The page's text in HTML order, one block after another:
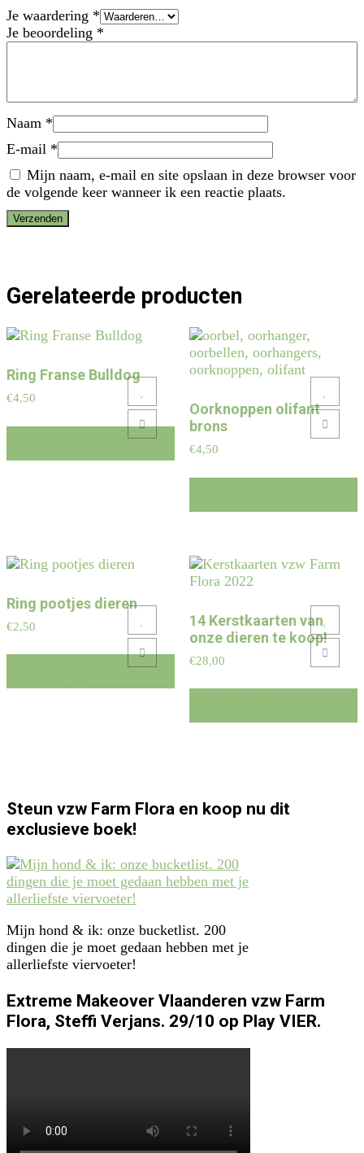
Je waardering *
Je beoordeling *
Naam *
E-mail *
Mijn naam, e-mail en site opslaan in deze browser voor
de volgende keer wanneer ik een reactie plaats.
Gerelateerde producten
Ring Franse Bulldog
€4,50
Add to Compare
Add to Wishlist
Oorknoppen olifant
brons
€4,50
Add to Compare
Ring pootjes dieren
€2,50
Add to Compare
Add to Wishlist
14 Kerstkaarten van
onze dieren te koop!
€28,00
Add to Wishlist
Steun vzw Farm Flora en koop nu dit
exclusieve boek!
Mijn hond & ik: onze bucketlist. 200
dingen die je moet gedaan hebben met je
allerliefste viervoeter!
Extreme Makeover Vlaanderen vzw Farm
Flora, Steffi Verjans. 29/10 op Play VIER.